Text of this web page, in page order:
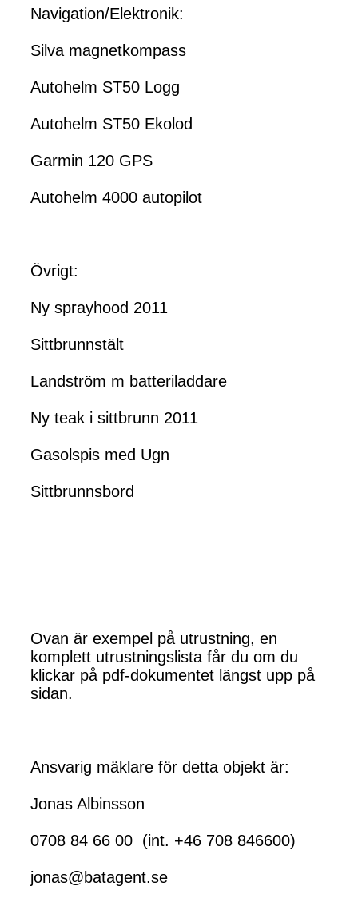
Navigation/Elektronik:
Silva magnetkompass
Autohelm ST50 Logg
Autohelm ST50 Ekolod
Garmin 120 GPS
Autohelm 4000 autopilot
Övrigt:
Ny sprayhood 2011
Sittbrunnstält
Landström m batteriladdare
Ny teak i sittbrunn 2011
Gasolspis med Ugn
Sittbrunnsbord
Ovan är exempel på utrustning, en
komplett utrustningslista får du om du
klickar på pdf-dokumentet längst upp på
sidan.
Ansvarig mäklare för detta objekt är:
Jonas Albinsson
0708 84 66 00 (int. +46 708 846600)
jonas@batagent.se